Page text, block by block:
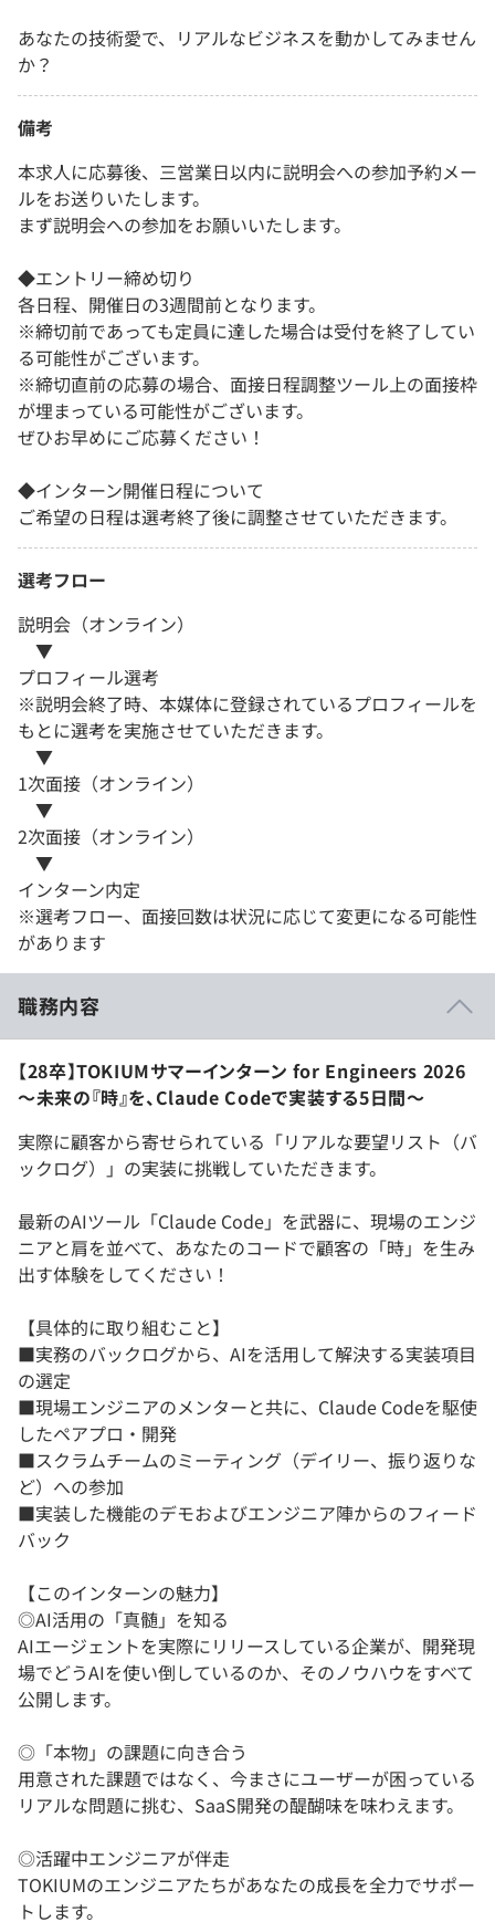
あなたの技術愛で、リアルなビジネスを動かしてみません
か？
備考
本求人に応募後、三営業日以内に説明会への参加予約メー
ルをお送りいたします。
まず説明会への参加をお願いいたします。
◆エントリー締め切り
各日程、開催日の3週間前となります。
※締切前であっても定員に達した場合は受付を終了してい
る可能性がございます。
※締切直前の応募の場合、面接日程調整ツール上の面接枠
が埋まっている可能性がございます。
ぜひお早めにご応募ください！
◆インターン開催日程について
ご希望の日程は選考終了後に調整させていただきます。
選考フロー
説明会（オンライン）
▼
プロフィール選考
※説明会終了時、本媒体に登録されているプロフィールを
もとに選考を実施させていただきます。
▼
1次面接（オンライン）
▼
2次面接（オンライン）
▼
インターン内定
※選考フロー、面接回数は状況に応じて変更になる可能性
があります
職務内容
【28卒】TOKIUMサマーインターン for Engineers 2026
～未来の『時』を、Claude Codeで実装する5日間～
実際に顧客から寄せられている「リアルな要望リスト（バ
ックログ）」の実装に挑戦していただきます。
最新のAIツール「Claude Code」を武器に、現場のエンジ
ニアと肩を並べて、あなたのコードで顧客の「時」を生み
出す体験をしてください！
【具体的に取り組むこと】
■実務のバックログから、AIを活用して解決する実装項目
の選定
■現場エンジニアのメンターと共に、Claude Codeを駆使
したペアプロ・開発
■スクラムチームのミーティング（デイリー、振り返りな
ど）への参加
■実装した機能のデモおよびエンジニア陣からのフィード
バック
【このインターンの魅力】
◎AI活用の「真髄」を知る
AIエージェントを実際にリリースしている企業が、開発現
場でどうAIを使い倒しているのか、そのノウハウをすべて
公開します。
◎「本物」の課題に向き合う
用意された課題ではなく、今まさにユーザーが困っている
リアルな問題に挑む、SaaS開発の醍醐味を味わえます。
◎活躍中エンジニアが伴走
TOKIUMのエンジニアたちがあなたの成長を全力でサポー
トします。